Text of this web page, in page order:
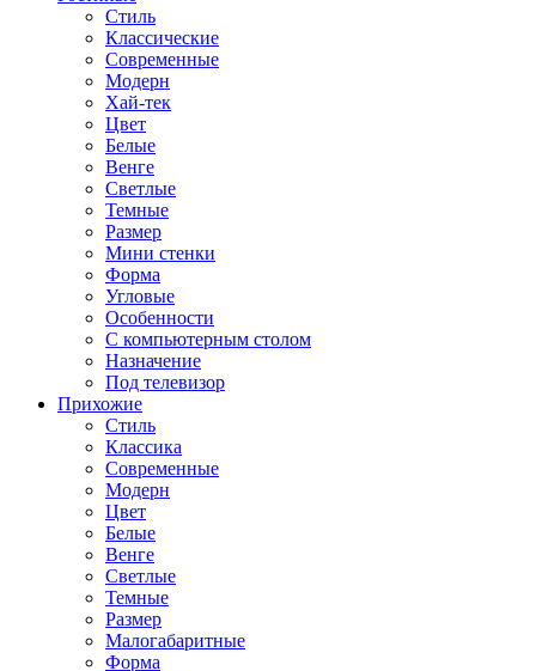
Стиль
Классические
Современные
Модерн
Хай-тек
Цвет
Белые
Венге
Светлые
Темные
Размер
Мини стенки
Форма
Угловые
Особенности
С компьютерным столом
Назначение
Под телевизор
Прихожие
Стиль
Классика
Современные
Модерн
Цвет
Белые
Венге
Светлые
Темные
Размер
Малогабаритные
Форма